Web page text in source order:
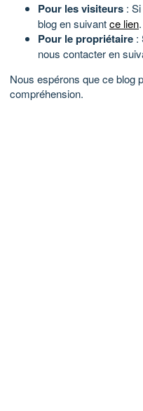
Pour les visiteurs :
blog en suivantce lien.
Pour le propriétaire :
nous contacter en
Nous espérons que ce blog
compréhension.